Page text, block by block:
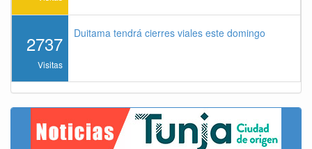
2737
Visitas
Duitama tendrá cierres viales este domingo